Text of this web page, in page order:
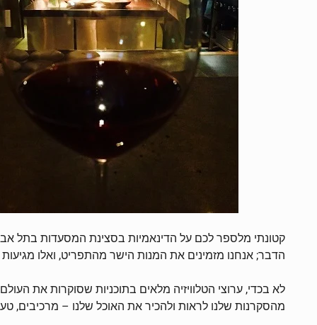
קטונתי מלספר לכם על הדינאמיות בסצינת המסעדות בתל
הדבר; אנחנו מזמינים את המנות הישר מהתפריט, ואלו
לא בכדי, ערוצי הטלוויזיה מלאים בתוכניות שסוקרות את
מהסקרנות שלנו לראות ולהכיר את האוכל שלנו – מרכיבים,